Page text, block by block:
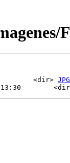
<dir> JPG
13:30